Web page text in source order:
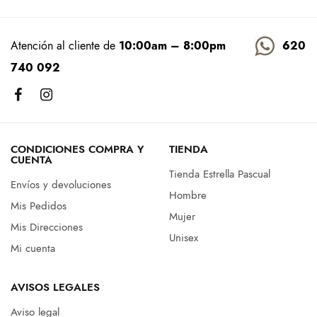
Atención al cliente de 10:00am – 8:00pm
620
740 092
CONDICIONES COMPRA Y
CUENTA
Envíos y devoluciones
Mis Pedidos
Mis Direcciones
Mi cuenta
TIENDA
Tienda Estrella Pascual
Hombre
Mujer
Unisex
AVISOS LEGALES
Aviso legal